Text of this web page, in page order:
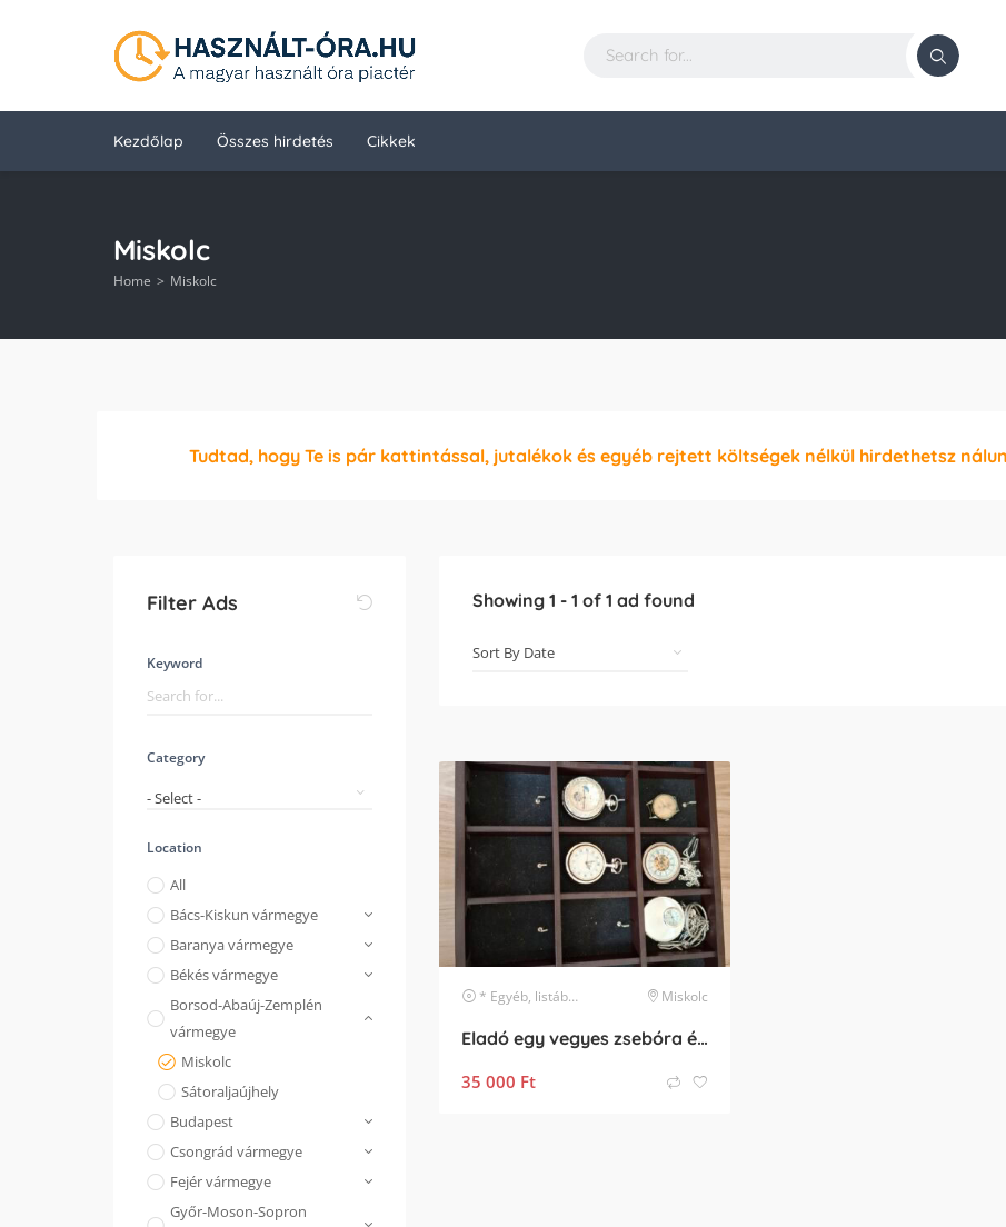
Kezdőlap Összes hirdetés Cikkek
Miskolc
Home Miskolc
Tudtad, hogy Te is pár kattintással, jutalékok és egyéb rejtett költségek nélkül hirdethetsz
Filter Ads
Keyword
Category
- Select -
Location
All
Bács-Kiskun vármegye
Baranya vármegye
Békés vármegye
Borsod-Abaúj-Zemplén
vármegye
Miskolc
Sátoraljaújhely
Budapest
Csongrád vármegye
Fejér vármegye
Győr-Moson-Sopron
Showing 1 - 1 of 1 ad found
* Egyéb, listában nem szereplő márka Miskolc
Eladó egy vegyes zsebóra és karóra csomag, összesen 8 darab óra.
35 000 Ft